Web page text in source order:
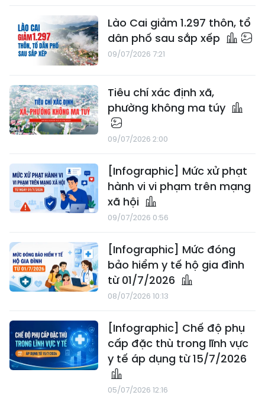
Lào Cai giảm 1.297 thôn, tổ
dân phố sau sắp xếp
09/07/2026 7:21
Tiêu chí xác định xã,
phường không ma túy
09/07/2026 2:00
[Infographic] Mức xử phạt
hành vi vi phạm trên mạng
xã hội
09/07/2026 0:56
[Infographic] Mức đóng
bảo hiểm y tế hộ gia đình
từ 01/7/2026
08/07/2026 10:13
[Infographic] Chế độ phụ
cấp đặc thù trong lĩnh vực
y tế áp dụng từ 15/7/2026
05/07/2026 12:16